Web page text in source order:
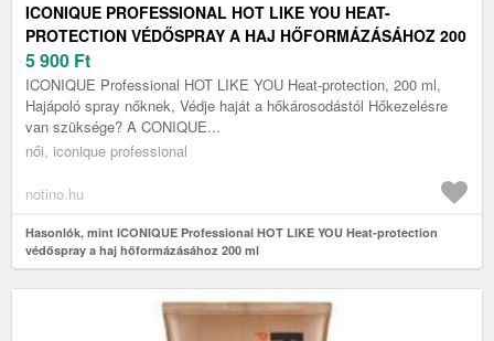
ICONIQUE PROFESSIONAL HOT LIKE YOU HEAT-
PROTECTION VÉDŐSPRAY A HAJ HŐFORMÁZÁSÁHOZ 200
ML
5 900 Ft
ICONIQUE Professional HOT LIKE YOU Heat-protection, 200 ml,
Hajápoló spray nőknek, Védje haját a hőkárosodástól Hőkezelésre
van szüksége? A CONIQUE...
női, iconique professional
notino.hu
Hasonlók, mint ICONIQUE Professional HOT LIKE YOU Heat-protection
védőspray a haj hőformázásához 200 ml